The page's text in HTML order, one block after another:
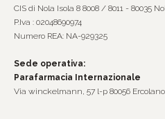
CIS di Nola Isola 8 8008 / 8011 - 80035
P.Iva : 02048690974
Numero REA: NA-929325
Sede operativa:
Parafarmacia Internazionale
Via winckelmann, 57 l-p 80056